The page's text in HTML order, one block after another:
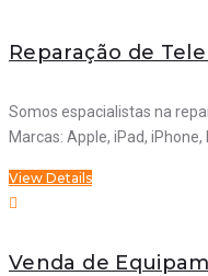
Reparação de
Somos espacialistas na
Marcas: Apple, iPad,
View Details
Venda de